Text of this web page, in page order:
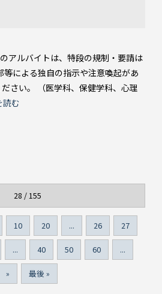
アルバイトは、特段の規制・要請は
等による独自の指示や注意喚起があ
さい。 （医学科、保健学科、心理
読む
28 / 155
10 20 ... 26 27
... 40 50 60 ...
» 最後 »